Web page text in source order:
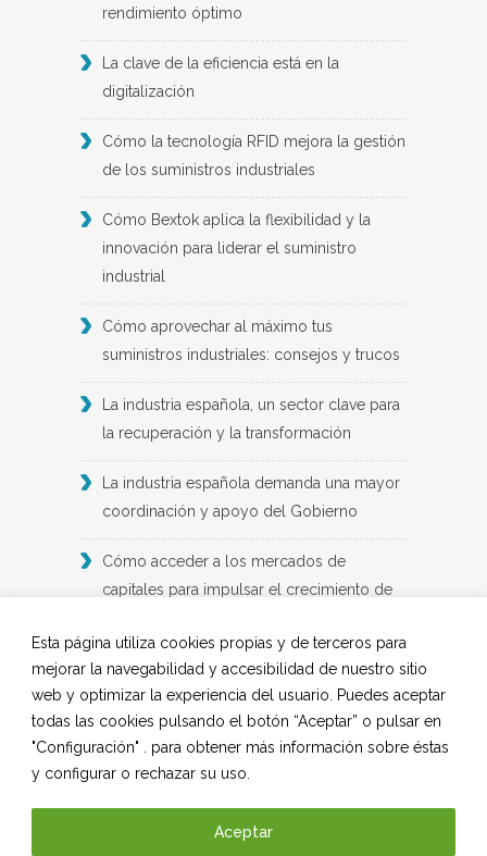
Esta página utiliza cookies propias y de terceros para
mejorar la navegabilidad y accesibilidad de nuestro sitio
web y optimizar la experiencia del usuario. Puedes aceptar
todas las cookies pulsando el botón “Aceptar” o pulsar en
"Configuración" . para obtener más información sobre éstas
y configurar o rechazar su uso.
Aceptar
rendimiento óptimo
La clave de la eficiencia está en la
digitalización
Cómo la tecnología RFID mejora la gestión
de los suministros industriales
Cómo Bextok aplica la flexibilidad y la
innovación para liderar el suministro
industrial
Cómo aprovechar al máximo tus
suministros industriales: consejos y trucos
La industria española, un sector clave para
la recuperación y la transformación
La industria española demanda una mayor
coordinación y apoyo del Gobierno
Cómo acceder a los mercados de
capitales para impulsar el crecimiento de
BME y Deloitte
2024: un año de ‘indefinición’ para el
suministro industrial
Demanda laboral en la industria futura